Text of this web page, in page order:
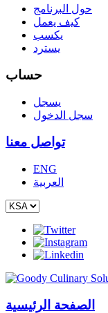
حول البرنامج
كيف يعمل
يكسب
يسترد
حساب
يسجل
سجل الدخول
تواصل معنا
ENG
العربية
الصفحة الرئيسية